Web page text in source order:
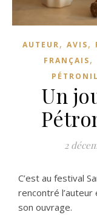
AUTEUR, AVIS,
FRANÇAIS,
Un
2
C’est au festival
rencontré
son ouvrage.